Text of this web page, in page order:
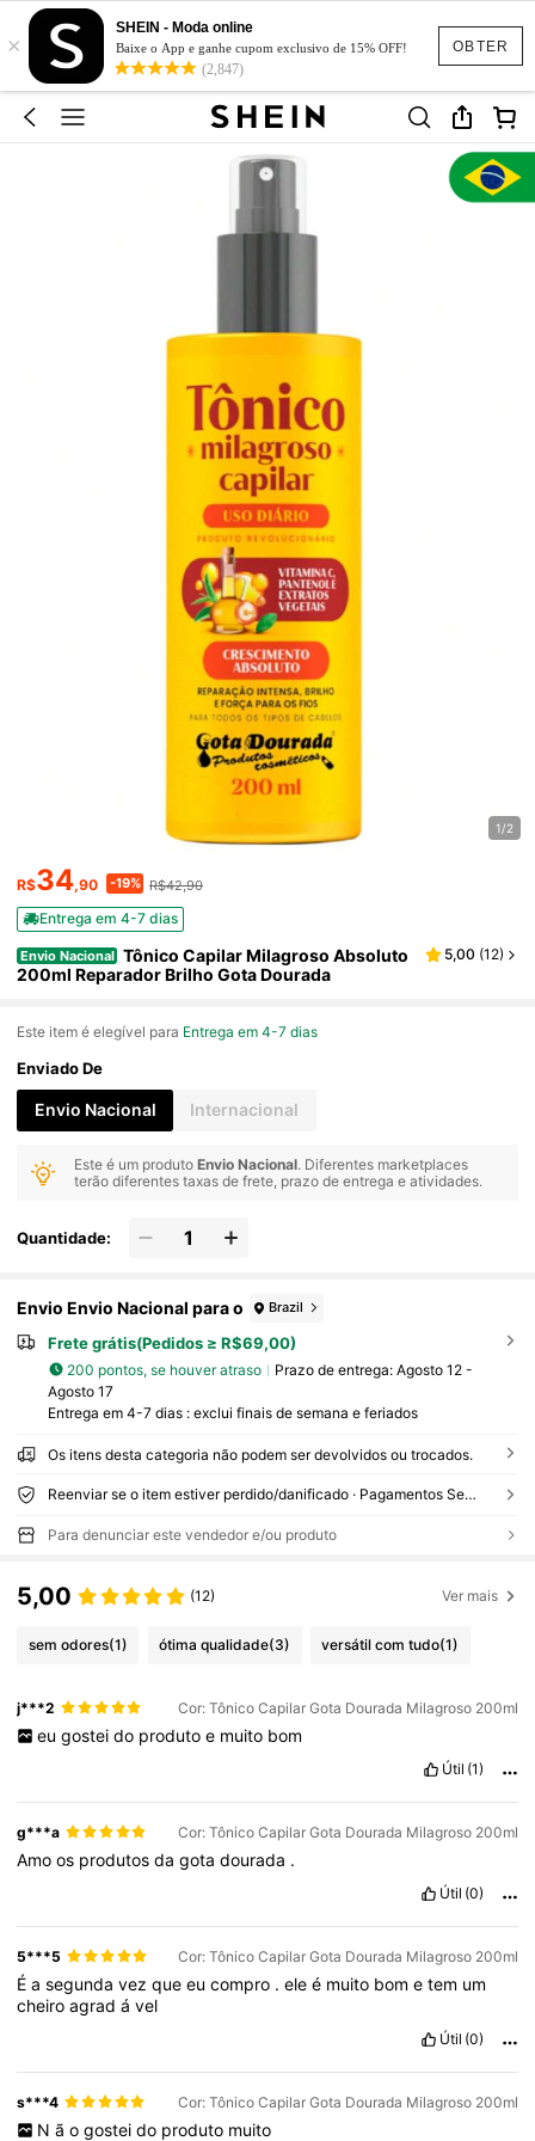
OBTER
×
SHEIN - Moda online
Baixe o App e ganhe cupom exclusivo de 15% OFF!
(2,847)
1/2
R$34,90 -19% R$42,90
Entrega em 4-7 dias
Envio Nacional Tônico Capilar Milagroso Absoluto
200ml Reparador Brilho Gota Dourada
5,00 (12)
Este item é elegível para Entrega em 4-7 dias
Enviado De
Envio Nacional Internacional
Este é um produtoEnvio Nacional. Diferentes marketplaces
terão diferentes taxas de frete, prazo de entrega e atividades.
Quantidade:
Envio Envio Nacional para o Brazil
Frete grátis(Pedidos ≥ R$69,00)
200 pontos, se houver atraso Prazo de entrega: Agosto 12 -
Agosto 17
Entrega em 4-7 dias : exclui finais de semana e feriados
Os itens desta categoria não podem ser devolvidos ou trocados.
Reenviar se o item estiver perdido/danificado · Pagamentos Seguros · Proteção de privacidade
Para denunciar este vendedor e/ou produto
5,00 (12) Ver mais
sem odores(1) ótima qualidade(3) versátil com tudo(1)
j***2 Cor: Tônico Capilar Gota Dourada Milagroso 200ml
eu gostei do produto e muito bom
Útil (1)
g***a Cor: Tônico Capilar Gota Dourada Milagroso 200ml
Amoos produtosdagotadourada .
Útil (0)
5***5 Cor: Tônico Capilar Gota Dourada Milagroso 200ml
Éasegundavezqueeucompro .eleé muito bometem um
cheiroagradável
Útil (0)
s***4 Cor: Tônico Capilar Gota Dourada Milagroso 200ml
N ã o gostei do produto muito